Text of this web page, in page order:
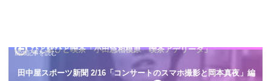
ひと駅ひと喫茶「小田急相模原 喫茶アデリータ」
田中屋スポーツ新聞 2/16「コンサートのスマホ撮影と岡本真夜」編